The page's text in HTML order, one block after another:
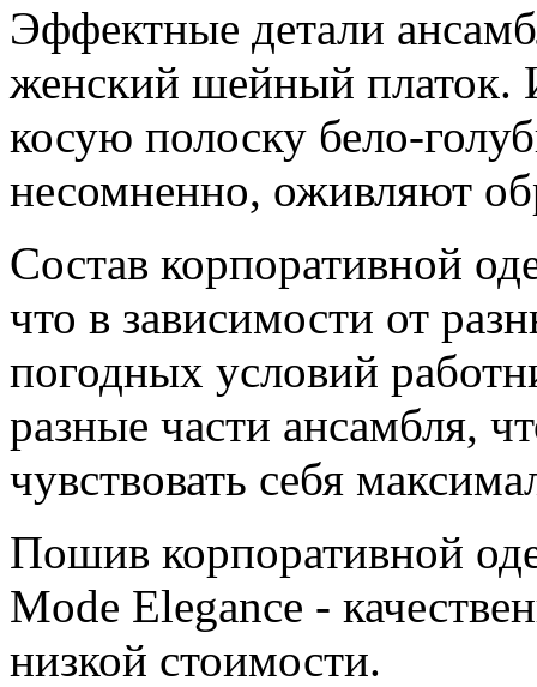
Эффектные детали
женский шейный платок.
косую полоску бело-
несомненно, оживляют
Состав корпоративной
что в зависимости от
погодных условий
разные части ансамбля,
чувствовать себя
Пошив корпоративной
Mode Elegance -
низкой стоимости.